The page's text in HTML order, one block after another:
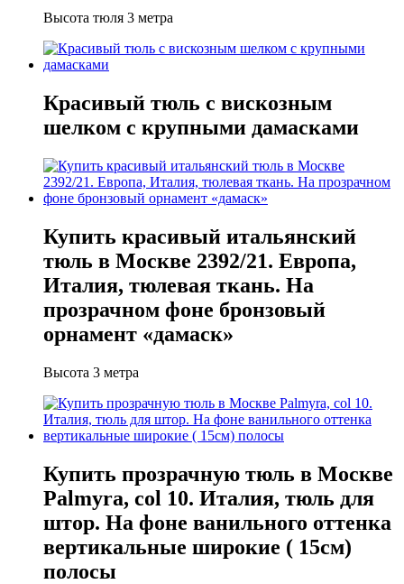
Высота тюля 3 метра
Красивый тюль с вискозным
шелком с крупными дамасками
Купить красивый итальянский
тюль в Москве 2392/21. Европа,
Италия, тюлевая ткань. На
прозрачном фоне бронзовый
орнамент «дамаск»
Высота 3 метра
Купить прозрачную тюль в Москве
Palmyra, col 10. Италия, тюль для
штор. На фоне ванильного оттенка
вертикальные широкие ( 15см)
полосы